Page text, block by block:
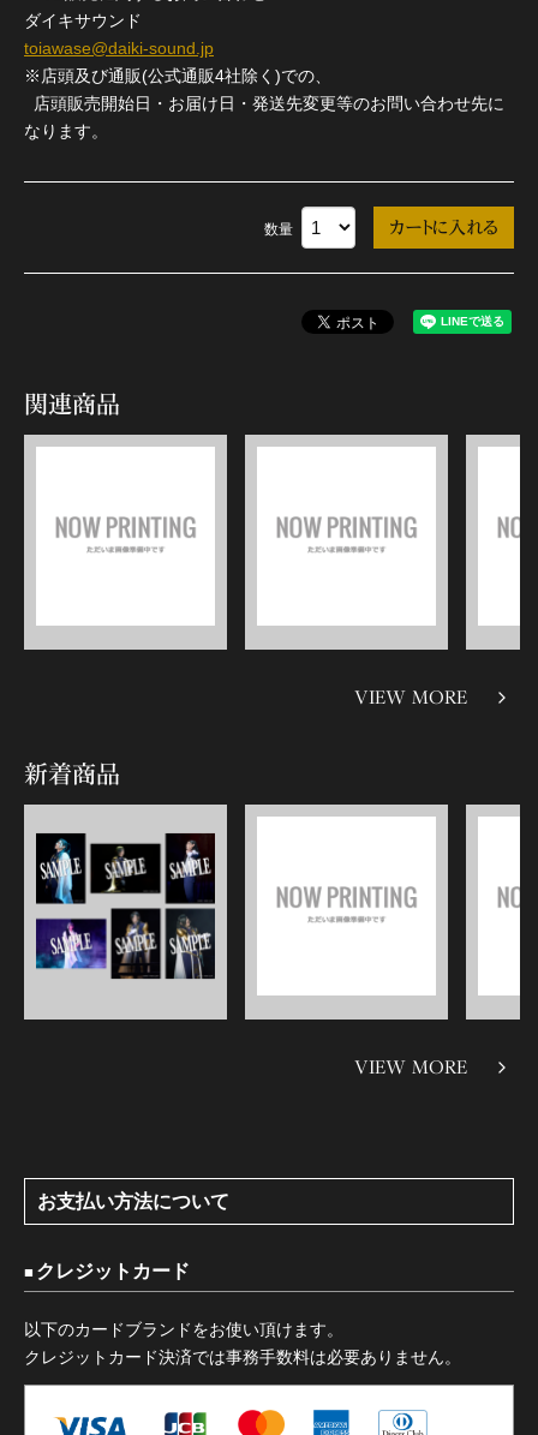
ダイキサウンド
toiawase@daiki-sound.jp
※店頭及び通販(公式通販4社除く)での、
店頭販売開始日・お届け日・発送先変更等のお問い合わせ先に
なります。
数量
関連商品
VIEW MORE
新着商品
VIEW MORE
お支払い方法について
クレジットカード
以下のカードブランドをお使い頂けます。
クレジットカード決済では事務手数料は必要ありません。